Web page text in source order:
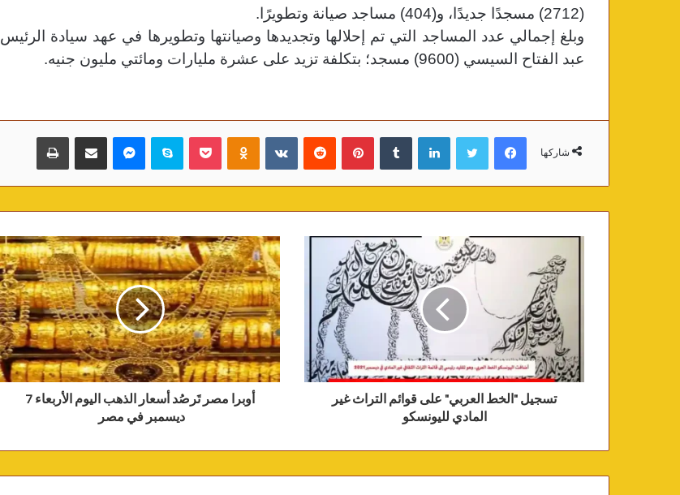
(2712) مسجدًا جديدًا، و(404) مساجد صيانة وتطويرًا.
وبلغ إجمالي عدد المساجد التي تم إحلالها وتجديدها وصيانتها وتطويرها في عهد سيادة الرئيس
عبد الفتاح السيسي (9600) مسجد؛ بتكلفة تزيد على عشرة مليارات ومائتي مليون جنيه.
شاركها
فيسبوك لينكدإن بينتيريست بوكيت سكايب
تسجيل "الخط العربي" على قوائم التراث غير
المادي لليونسكو
أوبرا مصر تَرصُد أسعار الذهب اليوم الأربعاء 7
ديسمبر في مصر